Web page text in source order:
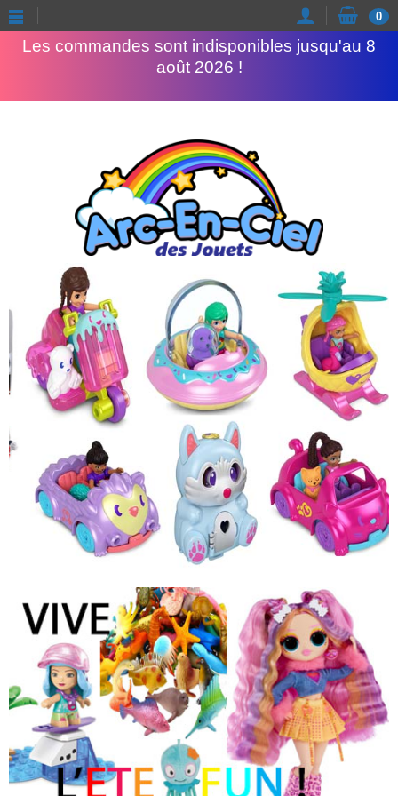
Les commandes sont indisponibles jusqu'au 8
août 2026 !
0
Polly Pocket ! ›